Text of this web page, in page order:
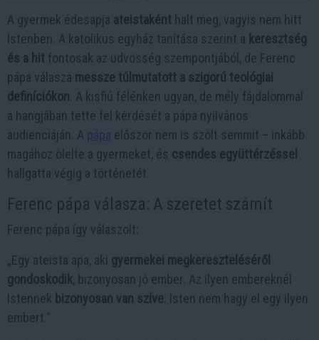
A gyermek édesapja ateistaként halt meg, vagyis nem hitt
Istenben. A katolikus egyház tanítása szerint a keresztség
és a hit fontosak az üdvösség szempontjából, de Ferenc
pápa válasza messze túlmutatott a szigorú teológiai
definíciókon . A kisfiú félénken ugyan, de mély fájdalommal
a hangjában tette fel kérdését a pápa nyilvános
audienciáján. A pápa először nem is szólt semmit – inkább
magához ölelte a gyermeket, és csendes együttérzéssel
hallgatta végig a történetét.
Ferenc pápa válasza: A szeretet számít
Ferenc pápa így válaszolt:
„Egy ateista apa, aki gyermekei megkereszteléséről
gondoskodik, bizonyosan jó ember. Az ilyen embereknél
Istennek bizonyosan van szíve . Isten nem hagy el egy ilyen
embert.”